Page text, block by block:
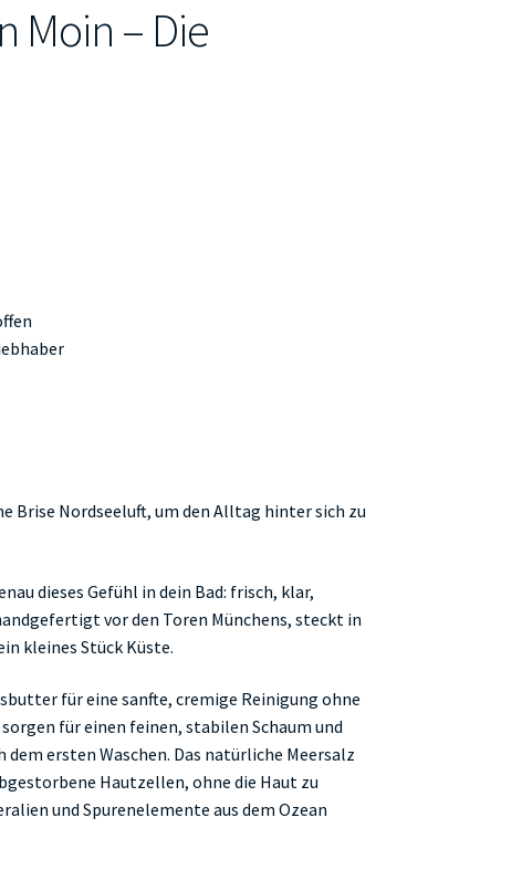
Moin – Die
Brise Nordseeluft, um den Alltag hinter sich zu
dieses Gefühl in dein Bad: frisch, klar,
vor den Toren Münchens, steckt in
kleines Stück Küste.
für eine sanfte, cremige Reinigung ohne
für einen feinen, stabilen Schaum und
ersten Waschen. Das natürliche Meersalz
Hautzellen, ohne die Haut zu
und Spurenelemente aus dem Ozean